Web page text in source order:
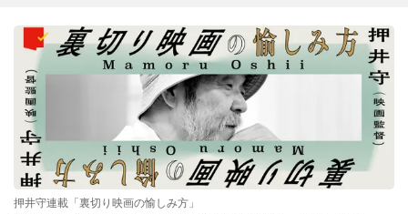
押井守連載「裏切り映画の愉しみ方」